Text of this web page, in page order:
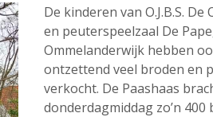
De kinderen van O.J.B.S.
en peuterspeelzaal De
Ommelanderwijk hebben
ontzettend veel broden en
verkocht. De Paashaas
donderdagmiddag zo’n